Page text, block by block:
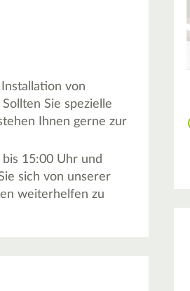
von
Sie spezielle
Ihnen gerne zur
15:00 Uhr und
sich von unserer
weiterhelfen zu